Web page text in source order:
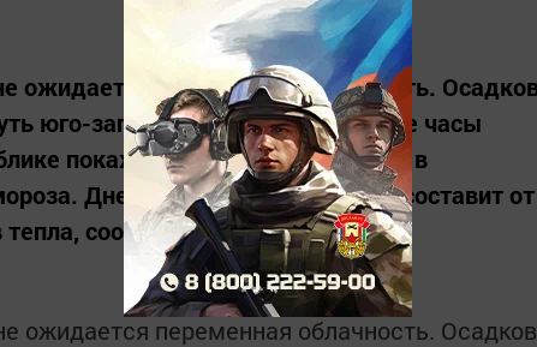
ожидается переменная облачность.
юго-западный слабый. В ночные часы
покажут 3-8 градусов мороза, в
Днем температура воздуха составит от
сообщает Управление по...
ожидается переменная облачность. Осадков